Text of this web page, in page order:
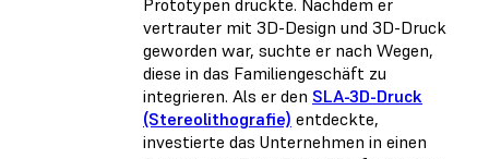
vertrauter mit 3D-Design und 3D-Druck
geworden war, suchte er nach Wegen,
diese in das Familiengeschäft zu
integrieren. Als er den SLA-3D-Druck
(Stereolithografie) entdeckte,
investierte das Unternehmen in einen